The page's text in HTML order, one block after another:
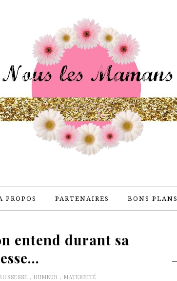
PROPOS PARTENAIRES BONS PLANS
entend durant sa
, HUMEUR , MATERNITÉ